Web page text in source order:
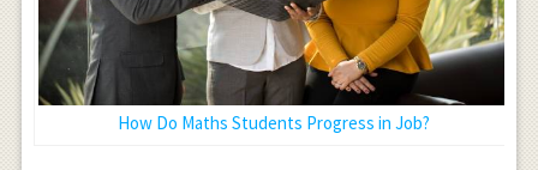
How Do Maths Students Progress in Job?